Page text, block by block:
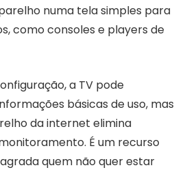
numa tela simples para
como consoles e players de
a TV pode
básicas de uso, mas
da internet elimina
É um recurso
quem não quer estar